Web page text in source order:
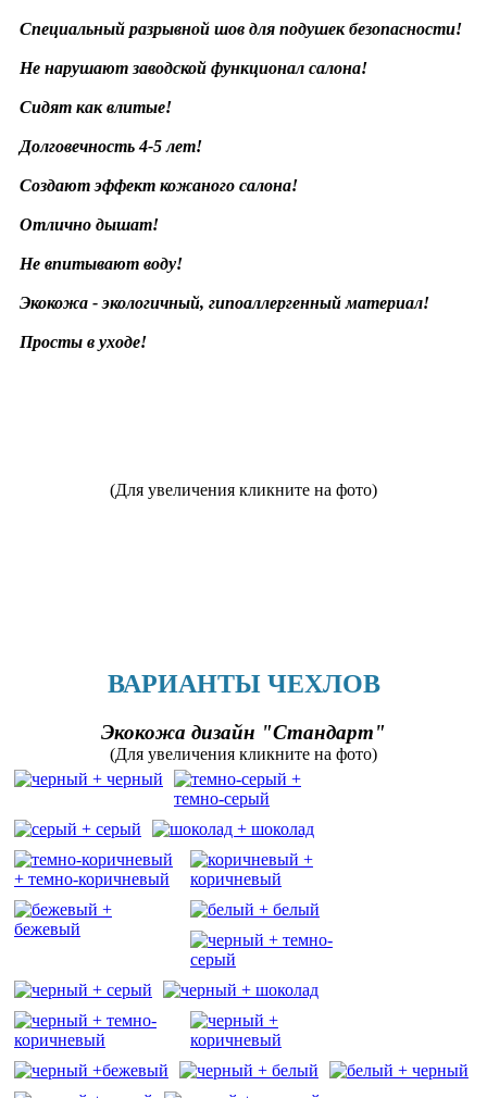
Специальный разрывной шов для подушек безопасности!
Не нарушают заводской функционал салона!
Сидят как влитые!
Долговечность 4-5 лет!
Создают эффект кожаного салона!
Отлично дышат!
Не впитывают воду!
Экокожа - экологичный, гипоаллергенный материал!
Просты в уходе!
(Для увеличения кликните на фото)
ВАРИАНТЫ ЧЕХЛОВ
Экокожа дизайн "Стандарт"
(Для увеличения кликните на фото)